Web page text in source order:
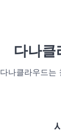
다나클
다나클라우드는